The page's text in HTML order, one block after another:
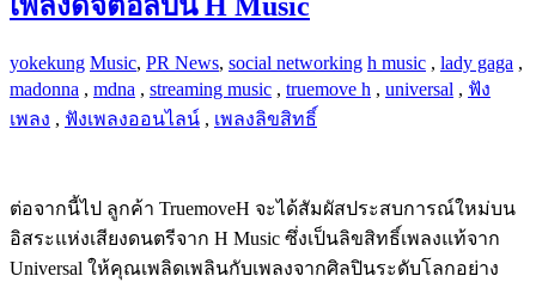
yokekung Music, PR News, social networking h music , lady gaga ,
madonna , mdna , streaming music , truemove h , universal , ฟัง
เพลง , ฟังเพลงออนไลน์ , เพลงลิขสิทธิ์
ต่อจากนี้ไป ลูกค้า TruemoveH จะได้สัมผัสประสบการณ์ใหม่บน
อิสระแห่งเสียงดนตรีจาก H Music ซึ่งเป็นลิขสิทธิ์เพลงแท้จาก
Universal ให้คุณเพลิดเพลินกับเพลงจากศิลปินระดับโลกอย่าง